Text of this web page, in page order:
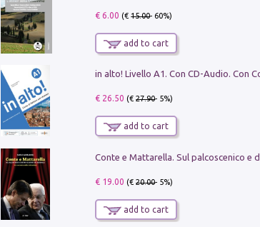
€ 6.00 (€15.00- 60%)
add to cart
€ 26.50 (€27.90- 5%)
add to cart
€ 19.00 (€20.00- 5%)
add to cart